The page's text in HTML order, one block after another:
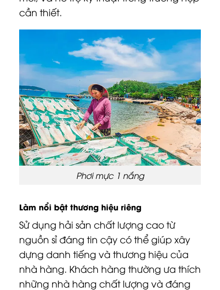
cần thiết.
Phơi mực 1 nắng
Làm nổi bật thương hiệu riêng
Sử dụng hải sản chất lượng cao từ
nguồn sỉ đáng tin cậy có thể giúp xây
dựng danh tiếng và thương hiệu của
nhà hàng. Khách hàng thường ưa thích
những nhà hàng chất lượng và đáng